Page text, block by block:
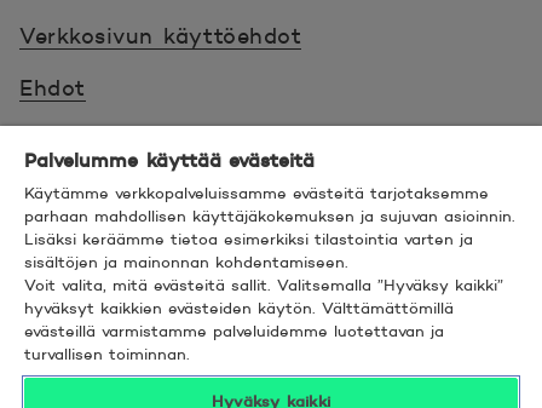
Verkkosivun käyttöehdot
Ehdot
Saavutettavuus
Hyödyllistä tietää
© 2026 POP Pankki,Hevosenkenkä 3, 02600
ESPOO
Palvelumme käyttää evästeitä
Käytämme verkkopalveluissamme evästeitä tarjotaksemme
parhaan mahdollisen käyttäjäkokemuksen ja sujuvan asioinnin.
Lisäksi keräämme tietoa esimerkiksi tilastointia varten ja
sisältöjen ja mainonnan kohdentamiseen.
Voit valita, mitä evästeitä sallit. Valitsemalla ”Hyväksy kaikki”
hyväksyt kaikkien evästeiden käytön. Välttämättömillä
evästeillä varmistamme palveluidemme luotettavan ja
turvallisen toiminnan.
Hyväksy kaikki